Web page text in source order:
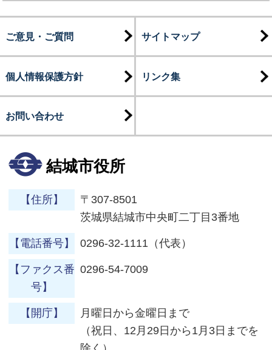
ご意見・ご質問 サイトマップ
個人情報保護方針 リンク集
お問い合わせ
結城市役所
【住所】
〒307-8501
茨城県結城市中央町二丁目3番地
【電話番号】 0296-32-1111（代表）
【ファクス番
号】
0296-54-7009
【開庁】
月曜日から金曜日まで
（祝日、12月29日から1月3日までを